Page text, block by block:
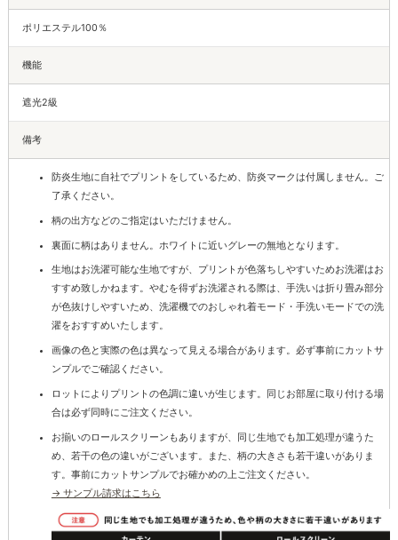
ポリエステル100％
機能
遮光2級
備考
防炎生地に自社でプリントをしているため、防炎マークは付属しません。ご
了承ください。
柄の出方などのご指定はいただけません。
裏面に柄はありません。ホワイトに近いグレーの無地となります。
生地はお洗濯可能な生地ですが、プリントが色落ちしやすいためお洗濯はお
すすめ致しかねます。やむを得ずお洗濯される際は、手洗いは折り畳み部分
が色抜けしやすいため、洗濯機でのおしゃれ着モード・手洗いモードでの洗
濯をおすすめいたします。
画像の色と実際の色は異なって見える場合があります。必ず事前にカットサ
ンプルでご確認ください。
ロットによりプリントの色調に違いが生じます。同じお部屋に取り付ける場
合は必ず同時にご注文ください。
お揃いのロールスクリーンもありますが、同じ生地でも加工処理が違うた
め、若干の色の違いがございます。また、柄の大きさも若干違いがありま
す。事前にカットサンプルでお確かめの上ご注文ください。
→ サンプル請求はこちら